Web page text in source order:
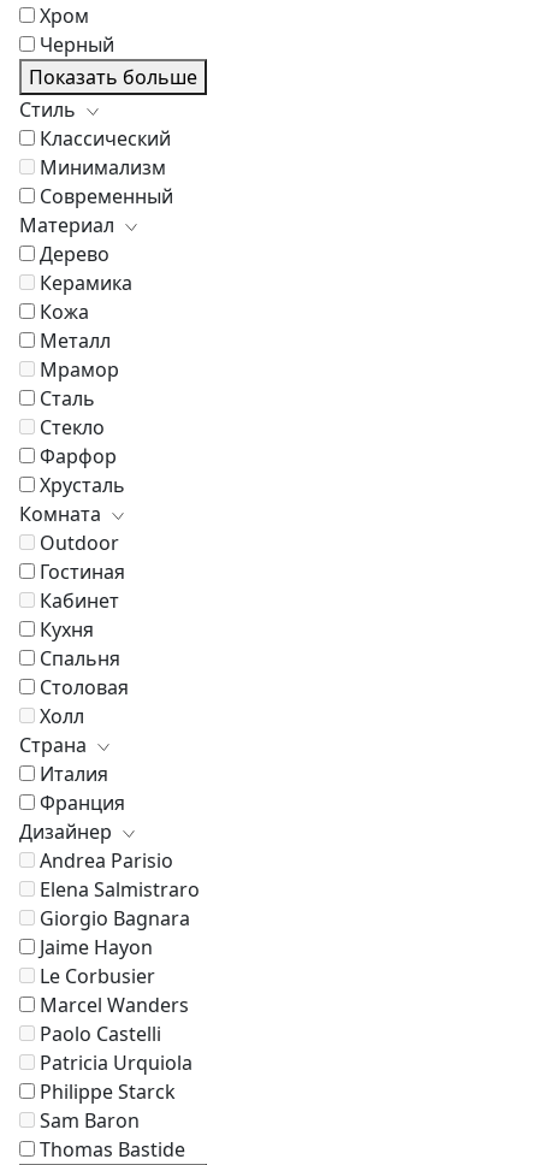
Хром
Черный
Показать больше
Стиль
Классический
Минимализм
Современный
Материал
Дерево
Керамика
Кожа
Металл
Мрамор
Сталь
Стекло
Фарфор
Хрусталь
Комната
Outdoor
Гостиная
Кабинет
Кухня
Спальня
Столовая
Холл
Страна
Италия
Франция
Дизайнер
Andrea Parisio
Elena Salmistraro
Giorgio Bagnara
Jaime Hayon
Le Corbusier
Marcel Wanders
Paolo Castelli
Patricia Urquiola
Philippe Starck
Sam Baron
Thomas Bastide